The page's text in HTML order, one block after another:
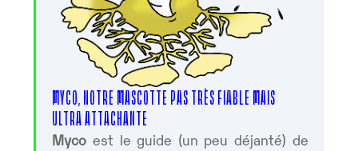
MYCO, NOTRE MASCOTTE PAS TRÈS FIABLE MAIS
ULTRA ATTACHANTE
Myco est le guide (un peu déjanté) de